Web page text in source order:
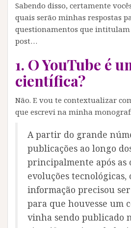
Sabendo disso, certamente
quais serão minhas respostas
questionamentos que intitulam
post…
1. O YouTube é
científica?
Não. E vou te contextualizar
que escrevi na minha
A partir do grande
publicações ao longo
principalmente após as
evoluções tecnológicas,
informação precisou
para que houvesse um
vinha sendo publicado